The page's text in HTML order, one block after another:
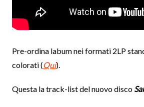
Pre-ordina labum nei formati 2LP
colorati (Qui).
Questa la track-list del nuovo disco